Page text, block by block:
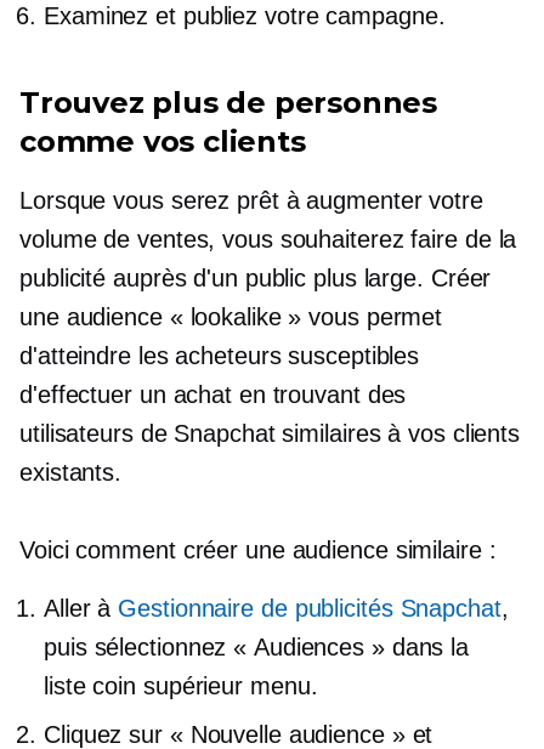
Examinez et publiez votre campagne.
Trouvez plus de personnes
comme vos clients
Lorsque vous serez prêt à augmenter votre
volume de ventes, vous souhaiterez faire de la
publicité auprès d'un public plus large. Créer
une audience « lookalike » vous permet
d'atteindre les acheteurs susceptibles
d'effectuer un achat en trouvant des
utilisateurs de Snapchat similaires à vos clients
existants.
Voici comment créer une audience similaire :
Aller à Gestionnaire de publicités Snapchat,
puis sélectionnez « Audiences » dans la
listecoin supérieur menu.
Cliquez sur « Nouvelle audience » et